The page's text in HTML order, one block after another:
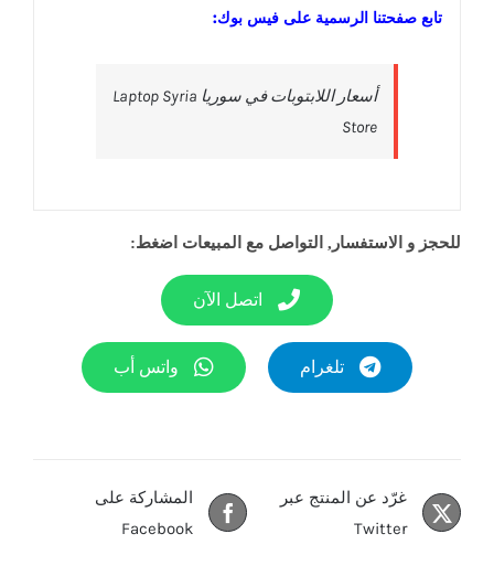
تابع صفحتنا الرسمية على فيس بوك:
‎أسعار اللابتوبات في سوريا Laptop Syria
Store‎
للحجز و الاستفسار, التواصل مع المبيعات اضغط:
اتصل الآن
تلغرام واتس أب
المشاركة على
Facebook
غرّد عن المنتج عبر
Twitter